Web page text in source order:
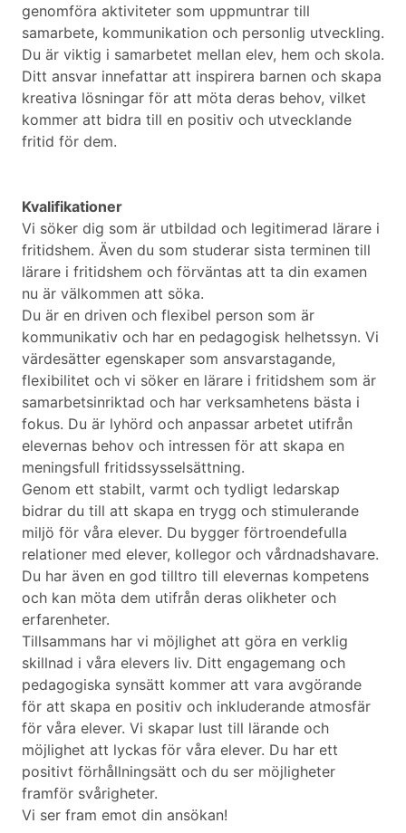
genomföra aktiviteter som uppmuntrar till
samarbete, kommunikation och personlig utveckling.
Du är viktig i samarbetet mellan elev, hem och skola.
Ditt ansvar innefattar att inspirera barnen och skapa
kreativa lösningar för att möta deras behov, vilket
kommer att bidra till en positiv och utvecklande
fritid för dem.
Kvalifikationer
Vi söker dig som är utbildad och legitimerad lärare i
fritidshem. Även du som studerar sista terminen till
lärare i fritidshem och förväntas att ta din examen
nu är välkommen att söka.
Du är en driven och flexibel person som är
kommunikativ och har en pedagogisk helhetssyn. Vi
värdesätter egenskaper som ansvarstagande,
flexibilitet och vi söker en lärare i fritidshem som är
samarbetsinriktad och har verksamhetens bästa i
fokus. Du är lyhörd och anpassar arbetet utifrån
elevernas behov och intressen för att skapa en
meningsfull fritidssysselsättning.
Genom ett stabilt, varmt och tydligt ledarskap
bidrar du till att skapa en trygg och stimulerande
miljö för våra elever. Du bygger förtroendefulla
relationer med elever, kollegor och vårdnadshavare.
Du har även en god tilltro till elevernas kompetens
och kan möta dem utifrån deras olikheter och
erfarenheter.
Tillsammans har vi möjlighet att göra en verklig
skillnad i våra elevers liv. Ditt engagemang och
pedagogiska synsätt kommer att vara avgörande
för att skapa en positiv och inkluderande atmosfär
för våra elever. Vi skapar lust till lärande och
möjlighet att lyckas för våra elever. Du har ett
positivt förhållningsätt och du ser möjligheter
framför svårigheter.
Vi ser fram emot din ansökan!